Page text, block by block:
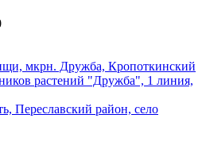
мкрн. Дружба, Кропоткинский
растений "Дружба", 1 линия,
Переславский район, село